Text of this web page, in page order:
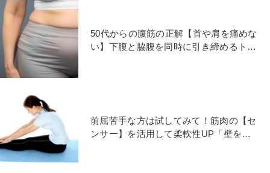
50代からの腹筋の正解【首や肩を痛めな
い】下腹と脇腹を同時に引き締めるトゥ
前屈苦手な方は試してみて！筋肉の【セ
ンサー】を活用して柔軟性UP「壁を使